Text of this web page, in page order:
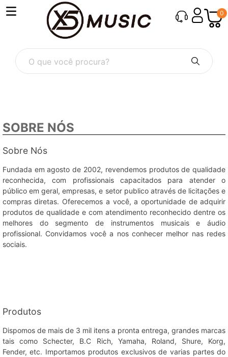
0
O que você procura?
SOBRE NÓS
Sobre Nós
Fundada em agosto de 2002, revendemos produtos de qualidade
reconhecida, com profissionais capacitados para atender o
público em geral, empresas, e setor publico através de licitações e
compras diretas. Oferecemos a você, a oportunidade de adquirir
produtos de qualidade e com atendimento reconhecido dentre os
melhores do segmento de instrumentos musicais e áudio
profissional. Convidamos você a nos conhecer melhor nas redes
sociais.
Produtos
Dispomos de mais de 3 mil itens a pronta entrega, grandes marcas
tais como Schecter, B.C Rich, Yamaha, Roland, Shure, Korg,
Fender, etc. Importamos produtos exclusivos de varias partes do